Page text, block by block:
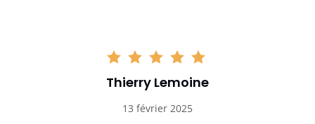
Thierry Lemoine
13 février 2025